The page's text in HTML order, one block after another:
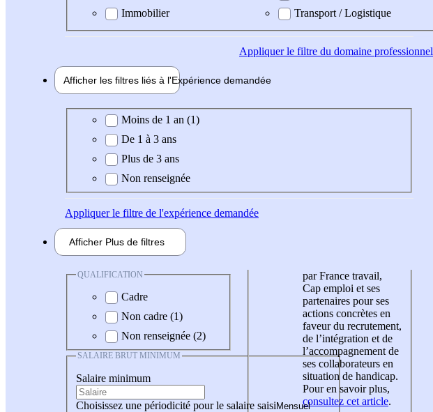
Immobilier
Transport / Logistique
Appliquerle filtre du domaine professionnel
Afficher les filtres liés à l'Expérience demandée
Expérience demandée
Moins de 1 an (1)
De 1 à 3 ans
Plus de 3 ans
Non renseignée
Appliquerle filtre de l'expérience demandée
Afficher Plus de filtres
QUALIFICATION
Cadre
Non cadre (1)
Non renseignée (2)
SALAIRE BRUT MINIMUM
Salaire minimum
Choisissez une périodicité pour le salaire saisi
par France travail,
Cap emploi et ses
partenaires pour ses
actions concrètes en
faveur du recrutement,
de l’intégration et de
l’accompagnement de
ses collaborateurs en
situation de handicap.
Pour en savoir plus,
consultez cet article.